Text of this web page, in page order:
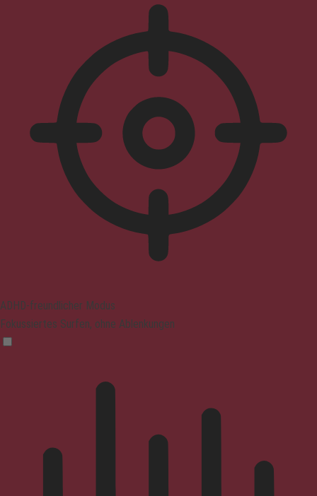
ADHD-freundlicher Modus
Fokussiertes Surfen, ohne Ablenkungen